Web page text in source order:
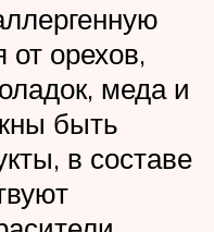
от орехов,
меда и
быть
в составе